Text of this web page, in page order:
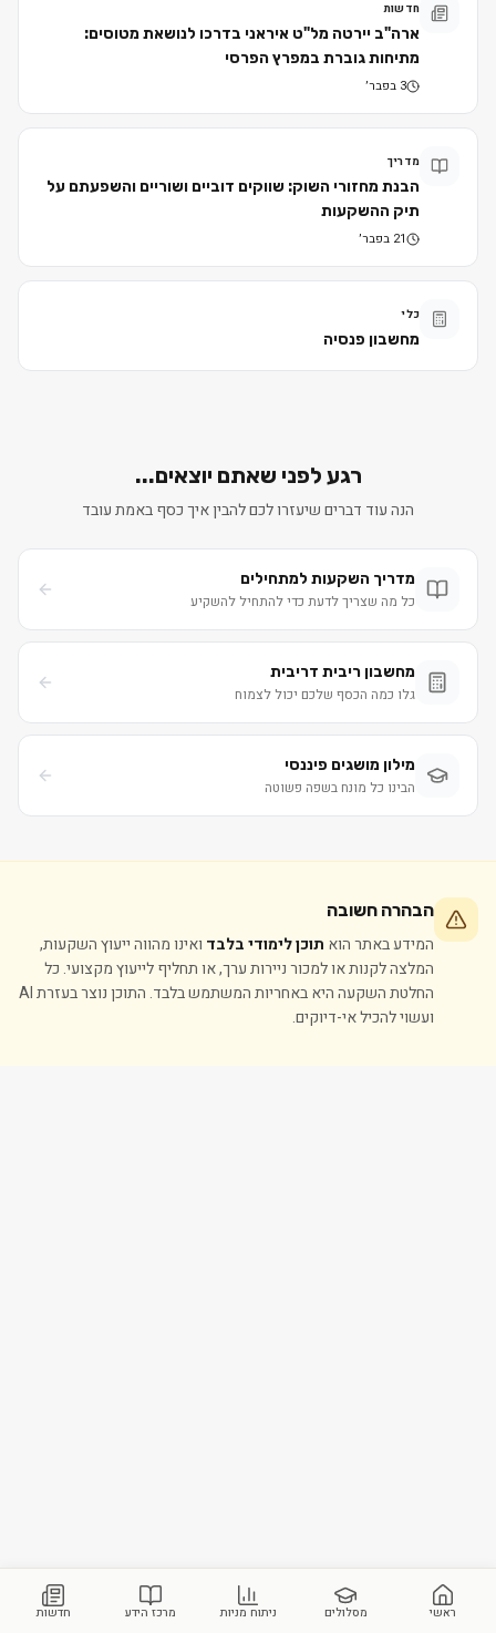
חדשות
ארה"ב יירטה מל"ט איראני בדרכו לנושאת מטוסים:
מתיחות גוברת במפרץ הפרסי
3 בפבר׳
מדריך
הבנת מחזורי השוק: שווקים דוביים ושוריים והשפעתם על
תיק ההשקעות
21 בפבר׳
כלי
מחשבון פנסיה
רגע לפני שאתם יוצאים...
הנה עוד דברים שיעזרו לכם להבין איך כסף באמת עובד
מדריך השקעות למתחילים
כל מה שצריך לדעת כדי להתחיל להשקיע
מחשבון ריבית דריבית
גלו כמה הכסף שלכם יכול לצמוח
מילון מושגים פיננסי
הבינו כל מונח בשפה פשוטה
הבהרה חשובה
המידע באתר הוא תוכן לימודי בלבד ואינו מהווה ייעוץ השקעות,
המלצה לקנות או למכור ניירות ערך, או תחליף לייעוץ מקצועי. כל
החלטת השקעה היא באחריות המשתמש בלבד. התוכן נוצר בעזרת AI
ועשוי להכיל אי-דיוקים.
ראשי מסלולים ניתוח מניות מרכז הידע חדשות